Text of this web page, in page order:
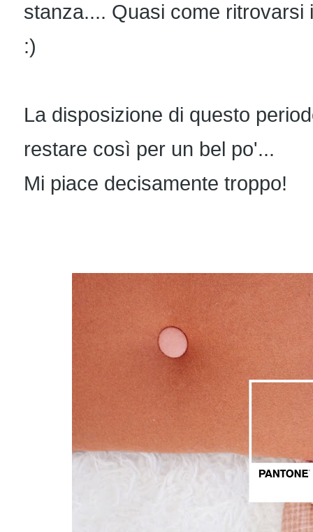
stanza.... Quasi come ritrovarsi
:)
La disposizione di questo
restare così per un bel po'...
Mi piace decisamente troppo!